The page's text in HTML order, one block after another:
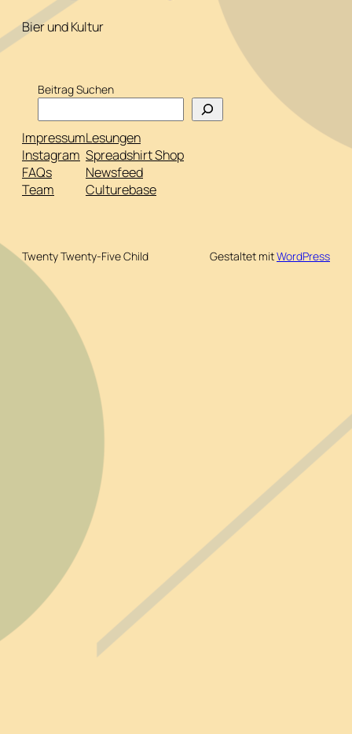
Bier und Kultur
Beitrag Suchen
Impressum
Instagram
FAQs
Team
Lesungen
Spreadshirt Shop
Newsfeed
Culturebase
Twenty Twenty-Five Child Gestaltet mitWordPress